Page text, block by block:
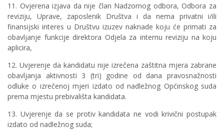
11. Ovjerena izjava da nije član Nadzornog odbora, Odbora za
reviziju, Uprave, zaposlenik Društva i da nema privatni i/ili
finansijski interes u Društvu izuzev naknade koju će primati za
obavljanje funkcije direktora Odjela za internu reviziju na koju
aplicira,
12. Uvjerenje da kandidatu nije izrečena zaštitna mjera zabrane
obavljanja aktivnosti 3 (tri) godine od dana pravosnažnosti
odluke o izrečenoj mjeri izdato od nadležnog Općinskog suda
prema mjestu prebivališta kandidata.
13. Uvjerenje da se protiv kandidata ne vodi krivični postupak
izdato od nadležnog suda;